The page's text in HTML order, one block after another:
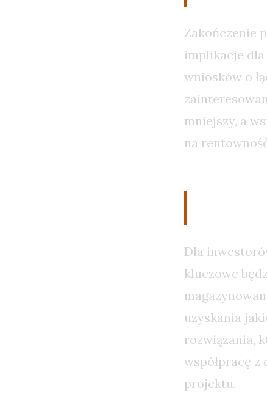
Zakończenie
implikacje dla
wniosków o
mniejszy, a
na
Dla
kluczowe
uzyskania
rozwiązania,
współpracę
projektu.